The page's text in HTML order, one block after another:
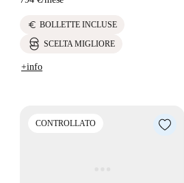
euro BOLLETTE INCLUSE
SCELTA MIGLIORE
+info
CONTROLLATO